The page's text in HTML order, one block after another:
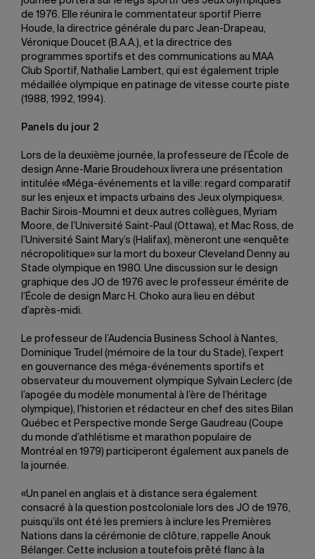
de 1976. Elle réunira le commentateur sportif Pierre
Houde, la directrice générale du parc Jean-Drapeau,
Véronique Doucet (B.A.A.), et la directrice des
programmes sportifs et des communications au MAA
Club Sportif, Nathalie Lambert, qui est également triple
médaillée olympique en patinage de vitesse courte piste
(1988, 1992, 1994).
Panels du jour 2
Lors de la deuxième journée, la professeure de l’École de
design Anne-Marie Broudehoux livrera une présentation
intitulée «Méga-événements et la ville: regard comparatif
sur les enjeux et impacts urbains des Jeux olympiques».
Bachir Sirois-Moumni et deux autres collègues, Myriam
Moore, de l’Université Saint-Paul (Ottawa), et Mac Ross, de
l’Université Saint Mary’s (Halifax), mèneront une «enquête
nécropolitique» sur la mort du boxeur Cleveland Denny au
Stade olympique en 1980. Une discussion sur le design
graphique des JO de 1976 avec le professeur émérite de
l’École de design Marc H. Choko aura lieu en début
d’après-midi.
Le professeur de l’Audencia Business School à Nantes,
Dominique Trudel (mémoire de la tour du Stade), l’expert
en gouvernance des méga-événements sportifs et
observateur du mouvement olympique Sylvain Leclerc (de
l’apogée du modèle monumental à l’ère de l’héritage
olympique), l’historien et rédacteur en chef des sites Bilan
Québec et Perspective monde Serge Gaudreau (Coupe
du monde d’athlétisme et marathon populaire de
Montréal en 1979) participeront également aux panels de
la journée.
«Un panel en anglais et à distance sera également
consacré à la question postcoloniale lors des JO de 1976,
puisqu’ils ont été les premiers à inclure les Premières
Nations dans la cérémonie de clôture, rappelle Anouk
Bélanger. Cette inclusion a toutefois prêté flanc à la